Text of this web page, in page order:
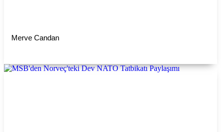
Merve Candan